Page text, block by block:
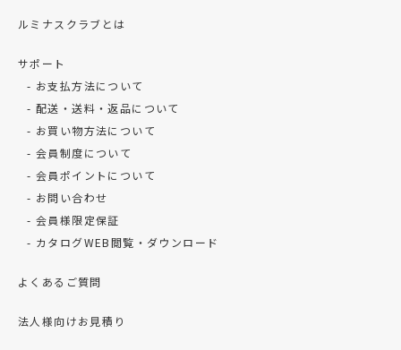
ルミナスクラブとは
サポート
お支払方法について
配送・送料・返品について
お買い物方法について
会員制度について
会員ポイントについて
お問い合わせ
会員様限定保証
カタログWEB閲覧・ダウンロード
よくあるご質問
法人様向けお見積り